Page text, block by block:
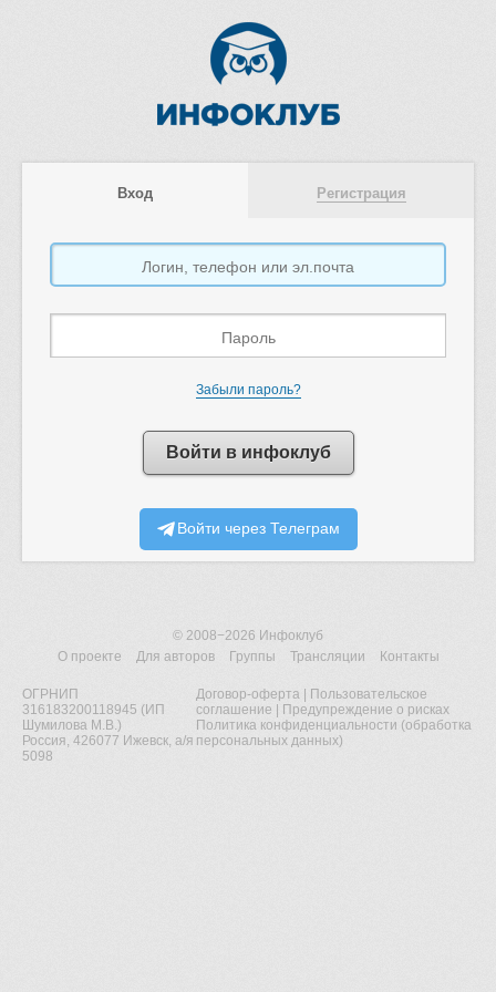
Вход Регистрация
Забыли пароль?
Войти в инфоклуб
Войти через Телеграм
© 2008−2026 Инфоклуб
О проекте
Для авторов Группы Трансляции Контакты
ОГРНИП
316183200118945 (ИП
Шумилова М.В.)
Россия, 426077 Ижевск, а/я
5098
Договор-оферта
Пользовательское
соглашение
Предупреждение о рисках
Политика конфиденциальности (обработка
персональных данных)